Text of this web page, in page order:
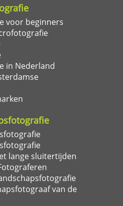
voor beginners
in Nederland
lange sluitertijden
van de